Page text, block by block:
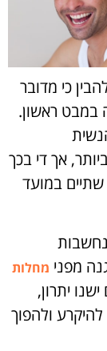
כי מדובר
ראשון.
אך די בכך
שתיים במועד
מפני מחלות
יתרון,
ולהפוך